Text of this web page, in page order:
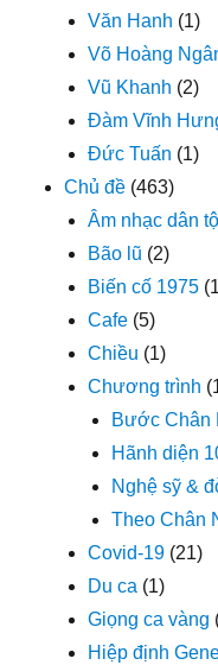
Văn Hanh (1)
Võ Hoàng
Vũ Khanh (2)
Đàm Vĩnh
Đức Tuấn (1)
Chủ đề (463)
Âm nhạc dân
Bão lũ (2)
Biến cố 1975
Cafe (5)
Chiều (1)
Chương trình
Bước Chân
Hãnh diện
Nghệ sỹ &
Theo Chân
Covid-19 (21)
Du ca (1)
Giọng ca vàng
Hiệp định